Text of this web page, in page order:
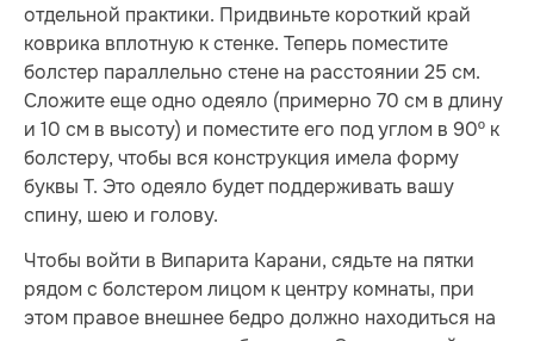
отдельной практики. Придвиньте короткий край
коврика вплотную к стенке. Теперь поместите
болстер параллельно стене на расстоянии 25 см.
Сложите еще одно одеяло (примерно 70 см в длину
и 10 см в высоту) и поместите его под углом в 90º к
болстеру, чтобы вся конструкция имела форму
буквы Т. Это одеяло будет поддерживать вашу
спину, шею и голову.
Чтобы войти в Випарита Карани, сядьте на пятки
рядом с болстером лицом к центру комнаты, при
этом правое внешнее бедро должно находиться на